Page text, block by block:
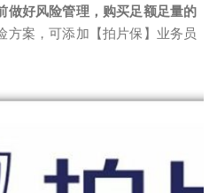
做好风险管理，购买足额足量的
方案，可添加【拍片保】业务员